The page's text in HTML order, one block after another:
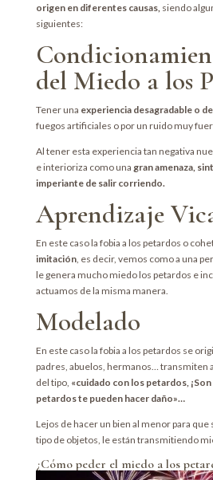
origen en diferentes causas, siendo
siguientes:
del Miedo a los
Tener una experiencia desagradable o
fuegos artificiales o por un ruido muy
Al tener esta experiencia tan negativa
e interioriza como una gran amenaza,
imperiante de salir corriendo.
Aprendizaje
En este caso la fobia a los petardos o
imitación, es decir, vemos como a una
le genera mucho miedo los petardos e
actuamos de la misma manera.
Modelado
En este caso la fobia a los petardos se
padres, abuelos, hermanos… transmiten
del tipo, «cuidado con los petardos,
petardos te pueden hacer daño»…
Lejos de hacer un bien al menor para
tipo de objetos, le están transmitiendo
¿Cómo peder el miedo a los